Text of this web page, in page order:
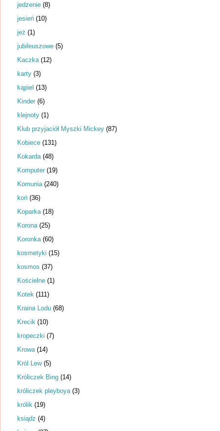
jedzenie (8)
jesień (10)
jeż (1)
jubileuszowe (5)
Kaczka (12)
karty (3)
kąpiel (13)
Kinder (6)
klejnoty (1)
Klub przyjaciół Myszki Mickey (87)
Kobiece (131)
Kokarda (48)
Komputer (19)
Komunia (240)
koń (36)
Koparka (18)
Korona (25)
Koronka (60)
kosmetyki (15)
kosmos (37)
Kościelne (1)
Kotek (111)
Kraina Lodu (68)
Krecik (10)
kropeczki (7)
Krowa (14)
Król Lew (5)
Króliczek Bing (14)
króliczek pleyboya (3)
królik (19)
ksiądz (4)